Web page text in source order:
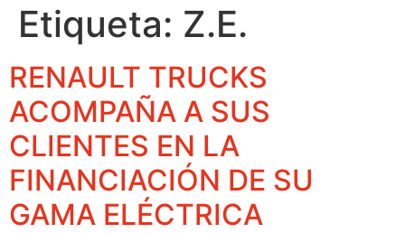
Etiqueta: Z.E.
RENAULT TRUCKS
ACOMPAÑA A SUS
CLIENTES EN LA
FINANCIACIÓN DE SU
GAMA ELÉCTRICA